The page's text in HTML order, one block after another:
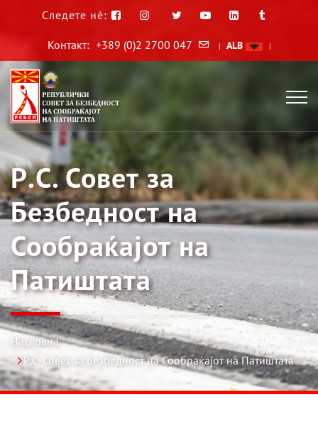
Следете нè:
Контакт: +389 (0)2 2700 047 | ALB |
Р.С. Совет за
Безбедност на
Сообраќајот на
Патиштата
Насловна
Р.С. Совет за Безбедност на Сообраќајот на Патиштата